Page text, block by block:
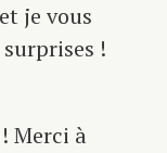
je vous
!
Merci à